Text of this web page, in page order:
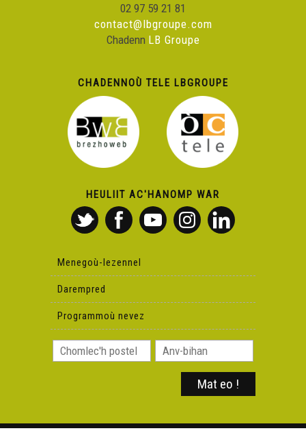
02 97 59 21 81
contact@lbgroupe.com
Chadenn LB Groupe
CHADENNOÙ TELE LBGROUPE
HEULIIT AC'HANOMP WAR
Menegoù-lezennel
Darempred
Programmoù nevez